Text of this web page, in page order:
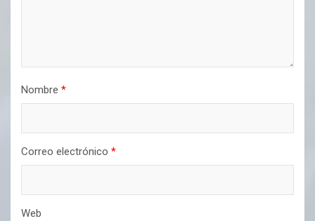
Nombre *
Correo electrónico *
Web